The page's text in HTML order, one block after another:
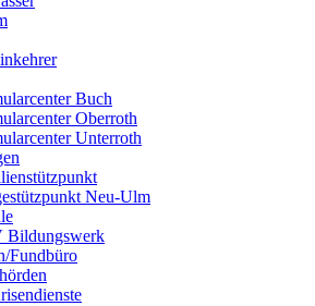
Buch
Oberroth
Unterroth
Neu-Ulm
Bildungswerk
Fundbüro